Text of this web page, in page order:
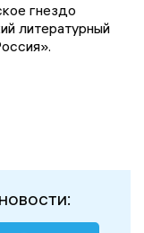
гнездо
литературный